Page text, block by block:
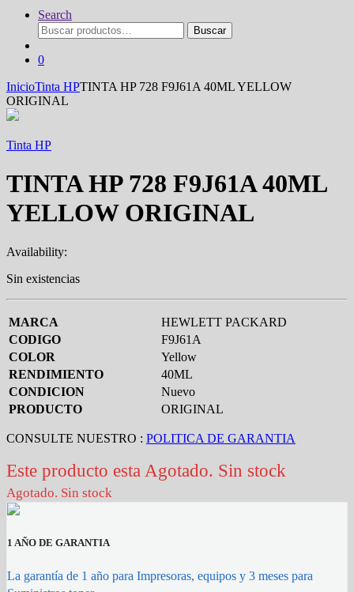
Search
Buscar
por:
Buscar
0
InicioTinta HPTINTA HP 728 F9J61A 40ML YELLOW
ORIGINAL
Tinta HP
TINTA HP 728 F9J61A 40ML
YELLOW ORIGINAL
Availability:
Sin existencias
MARCA
HEWLETT PACKARD
CODIGO
F9J61A
COLOR
Yellow
RENDIMIENTO
40ML
CONDICION
Nuevo
PRODUCTO
ORIGINAL
CONSULTE NUESTRO : POLITICA DE GARANTIA
Este producto esta Agotado. Sin stock
Agotado. Sin stock
1 AÑO DE GARANTIA
La garantía de 1 año para Impresoras, equipos y 3 meses para